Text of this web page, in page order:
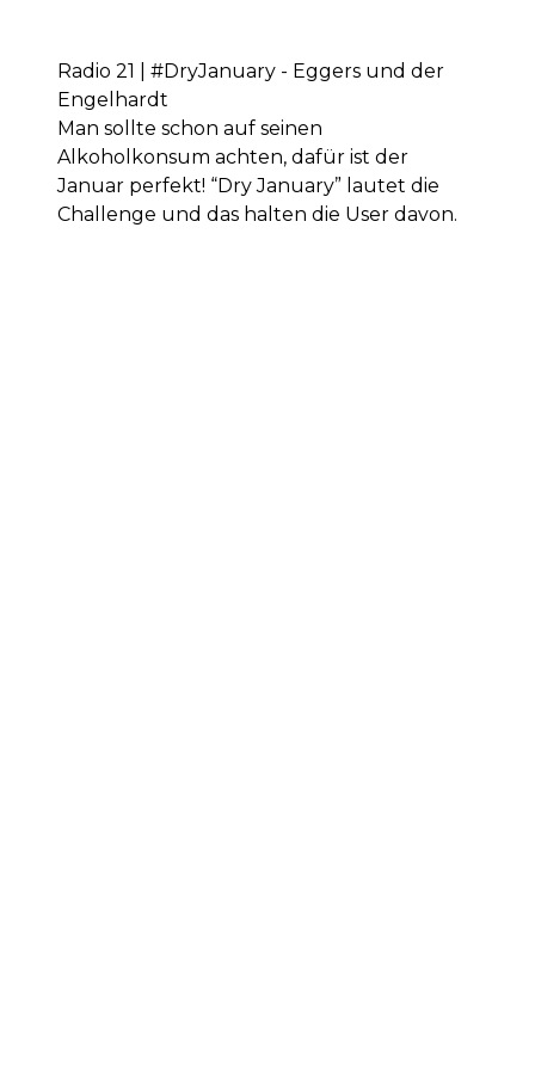
Radio 21 | #DryJanuary - Eggers und der
Engelhardt
Man sollte schon auf seinen
Alkoholkonsum achten, dafür ist der
Januar perfekt! “Dry January” lautet die
Challenge und das halten die User davon.